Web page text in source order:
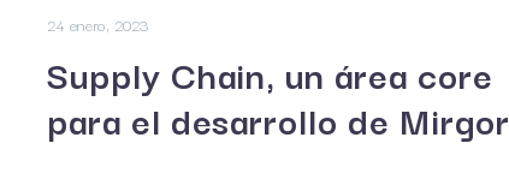
24 enero, 2023
Supply Chain, un área core
para el desarrollo de Mirgor